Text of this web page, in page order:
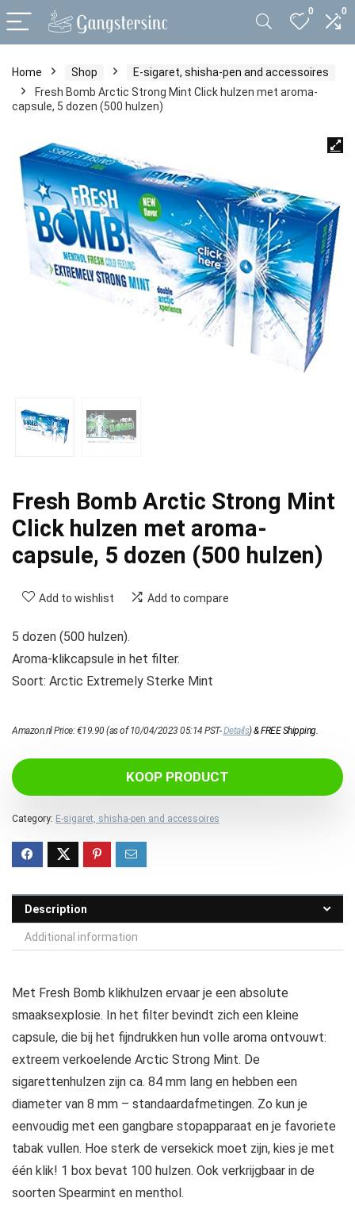
0 0
Home Shop
E-sigaret, shisha-pen and accessoires
Fresh Bomb Arctic Strong Mint Click hulzen met aroma-
capsule, 5 dozen (500 hulzen)
Fresh Bomb Arctic Strong Mint
Click hulzen met aroma-
capsule, 5 dozen (500 hulzen)
Add to wishlist Add to compare
5 dozen (500 hulzen).
Aroma-klikcapsule in het filter.
Soort: Arctic Extremely Sterke Mint
Amazon.nl Price:€19.90(as of 10/04/2023 05:14 PST-Details)&FREE Shipping.
KOOP PRODUCT
Category: E-sigaret, shisha-pen and accessoires
Description
Additional information
Met Fresh Bomb klikhulzen ervaar je een absolute
smaaksexplosie. In het filter bevindt zich een kleine
capsule, die bij het fijndrukken hun volle aroma ontvouwt:
extreem verkoelende Arctic Strong Mint. De
sigarettenhulzen zijn ca. 84 mm lang en hebben een
diameter van 8 mm – standaardafmetingen. Zo kun je
eenvoudig met een gangbare stopapparaat en je favoriete
tabak vullen. Hoe sterk de versekick moet zijn, kies je met
één klik! 1 box bevat 100 hulzen. Ook verkrijgbaar in de
soorten Spearmint en menthol.